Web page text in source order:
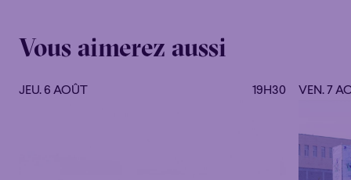
Vous aimerez aussi
JEU. 6 AOÛT 19H30 VEN. 7